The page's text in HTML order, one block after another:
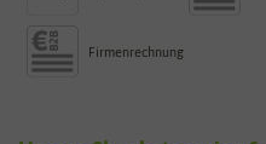
Firmenrechnung